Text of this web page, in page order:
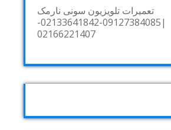
تعمیرات تلویزیون سونی نارمک
|09127384085-02133641842-
02166221407